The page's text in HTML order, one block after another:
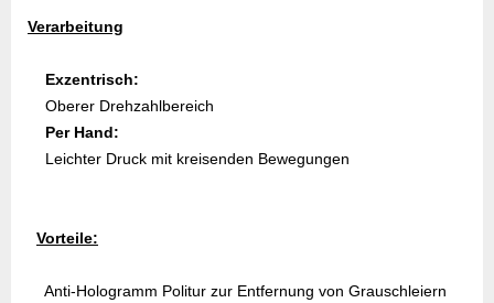
Verarbeitung
Exzentrisch:
Oberer Drehzahlbereich
Per Hand:
Leichter Druck mit kreisenden Bewegungen
Vorteile:
Anti-Hologramm Politur zur Entfernung von Grauschleiern